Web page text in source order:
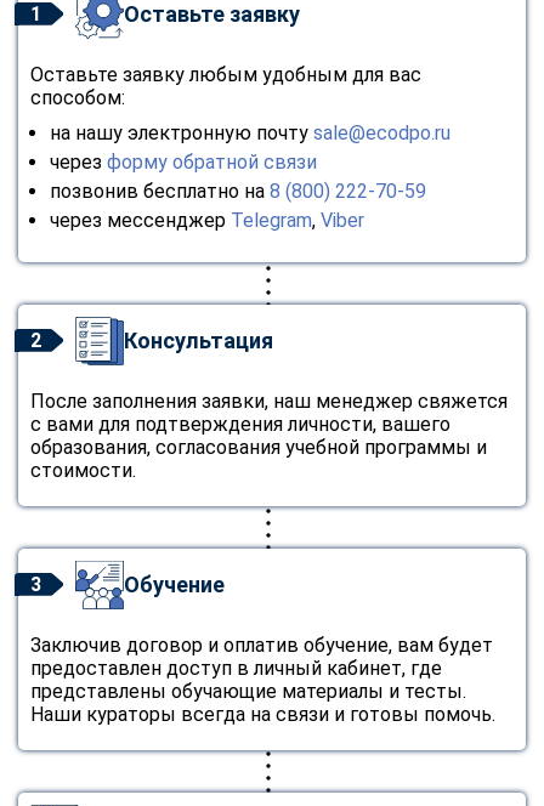
1 Оставьте заявку
Оставьте заявку любым удобным для вас
способом:
на нашу электронную почту sale@ecodpo.ru
через форму обратной связи
позвонив бесплатно на 8 (800) 222-70-59
через мессенджер Telegram, Viber
2 Консультация
После заполнения заявки, наш менеджер свяжется
с вами для подтверждения личности, вашего
образования, согласования учебной программы и
стоимости.
3 Обучение
Заключив договор и оплатив обучение, вам будет
предоставлен доступ в личный кабинет, где
представлены обучающие материалы и тесты.
Наши кураторы всегда на связи и готовы помочь.